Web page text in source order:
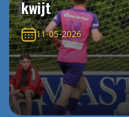
kwijt
11-05-2026